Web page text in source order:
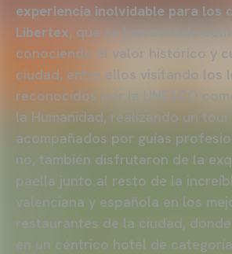
experiencia inolvidable para los
Libertex, que se han sentido
conociendo el valor histórico y
ciudad, entre ellos visitando los
reconocidos por la UNESCO
la Humanidad, realizando un
acompañados por guías
no, también disfrutaron de la
paella junto al resto de la
valenciana y española en los
restaurantes de la ciudad,
en un céntrico hotel de